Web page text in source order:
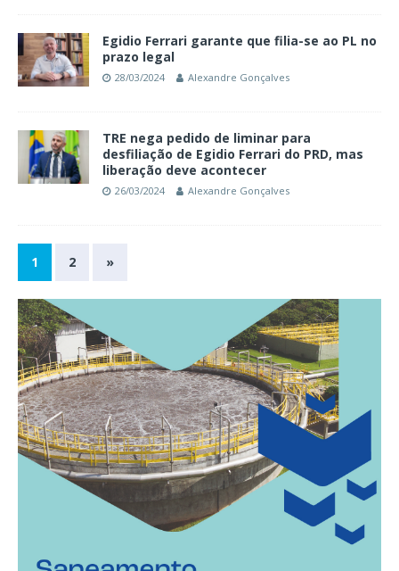
Egidio Ferrari garante que filia-se ao PL no
prazo legal
28/03/2024 Alexandre Gonçalves
TRE nega pedido de liminar para
desfiliação de Egidio Ferrari do PRD, mas
liberação deve acontecer
26/03/2024 Alexandre Gonçalves
1 2 »